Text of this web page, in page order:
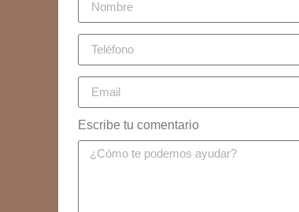
Escribe tu comentario